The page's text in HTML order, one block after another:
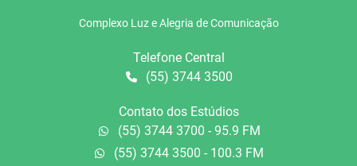
Complexo Luz e Alegria de Comunicação
Telefone Central
(55) 3744 3500
Contato dos Estúdios
(55) 3744 3700 - 95.9 FM
(55) 3744 3500 - 100.3 FM